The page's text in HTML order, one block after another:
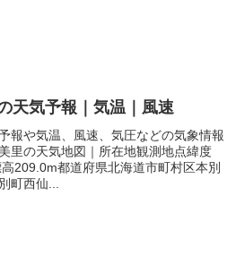
天気予報｜気温｜風速
報や気温、風速、気圧などの気象情報
里の天気地図｜所在地観測地点緯度
209.0m都道府県北海道市町村区本別
町西仙...